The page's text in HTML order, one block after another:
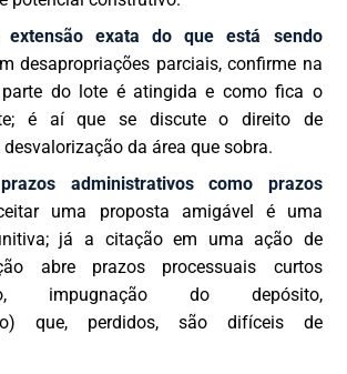
extensão exata do que está sendo
desapropriações parciais, confirme na
do lote é atingida e como fica o
é aí que se discute o direito de
desvalorização da área que sobra.
administrativos como prazos
uma proposta amigável é uma
já a citação em uma ação de
abre prazos processuais curtos
impugnação do depósito,
que, perdidos, são difíceis de